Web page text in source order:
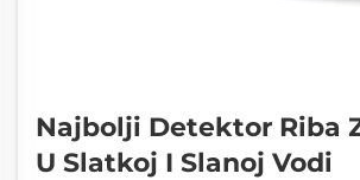
Najbolji Detektor Riba
U Slatkoj I Slanoj Vodi